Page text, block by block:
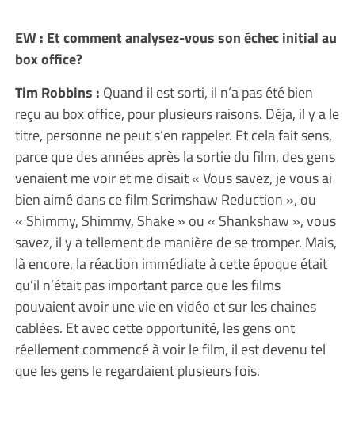
EW : Et comment analysez-vous son échec initial au
box office?
Tim Robbins : Quand il est sorti, il n’a pas été bien
reçu au box office, pour plusieurs raisons. Déja, il y a le
titre, personne ne peut s’en rappeler. Et cela fait sens,
parce que des années après la sortie du film, des gens
venaient me voir et me disait « Vous savez, je vous ai
bien aimé dans ce film Scrimshaw Reduction », ou
« Shimmy, Shimmy, Shake » ou « Shankshaw », vous
savez, il y a tellement de manière de se tromper. Mais,
là encore, la réaction immédiate à cette époque était
qu’il n’était pas important parce que les films
pouvaient avoir une vie en vidéo et sur les chaines
cablées. Et avec cette opportunité, les gens ont
réellement commencé à voir le film, il est devenu tel
que les gens le regardaient plusieurs fois.